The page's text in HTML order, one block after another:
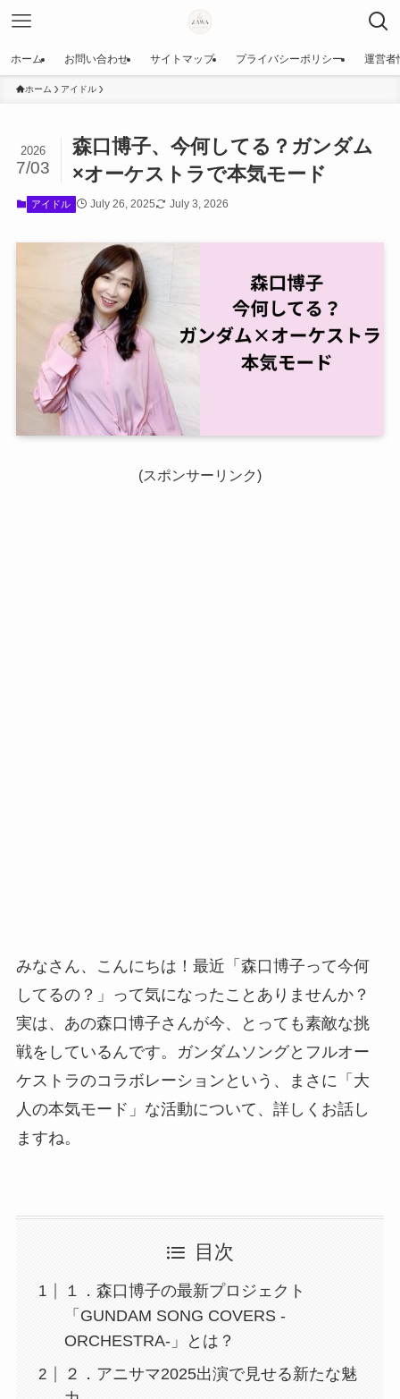
ホーム お問い合わせ サイトマップ プライバシーポリシー 運営者
ホーム アイドル
森口博子、今何してる？ガンダム
×オーケストラで本気モード
2026
7/03
アイドル July 26, 2025 July 3, 2026
(スポンサーリンク)
みなさん、こんにちは！最近「森口博子って今何
してるの？」って気になったことありませんか？
実は、あの森口博子さんが今、とっても素敵な挑
戦をしているんです。ガンダムソングとフルオー
ケストラのコラボレーションという、まさに「大
人の本気モード」な活動について、詳しくお話し
ますね。
目次
１．森口博子の最新プロジェクト
「GUNDAM SONG COVERS -
ORCHESTRA-」とは？
２．アニサマ2025出演で見せる新たな魅